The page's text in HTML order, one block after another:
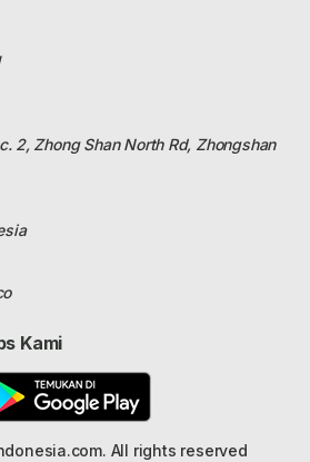
2, Zhong Shan North Rd, Zhongshan
Kami
All rights reserved